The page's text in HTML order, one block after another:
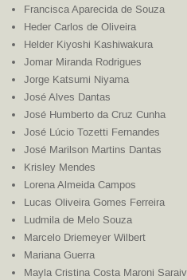
Francisca Aparecida de Souza
Heder Carlos de Oliveira
Helder Kiyoshi Kashiwakura
Jomar Miranda Rodrigues
Jorge Katsumi Niyama
José Alves Dantas
José Humberto da Cruz Cunha
José Lúcio Tozetti Fernandes
José Marilson Martins Dantas
Krisley Mendes
Lorena Almeida Campos
Lucas Oliveira Gomes Ferreira
Ludmila de Melo Souza
Marcelo Driemeyer Wilbert
Mariana Guerra
Mayla Cristina Costa Maroni